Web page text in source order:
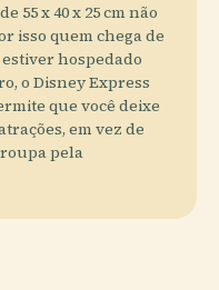
55 x 40 x 25 cm não
isso quem chega de
hospedado
o Disney Express
que você deixe
em vez de
pela